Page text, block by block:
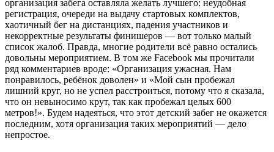
организация забега оставляла желать лучшего: неудобная
регистрация, очереди на выдачу стартовых комплектов,
хаотичный бег на дистанциях, падения участников и
некорректные результаты финишеров — вот только малый
список жалоб. Правда, многие родители всё равно остались
довольны мероприятием. В том же Facebook мы прочитали
ряд комментариев вроде: «Организация ужасная. Нам
понравилось, ребёнок доволен» и «Мой сын пробежал
лишний круг, но не успел расстроиться, потому что я сказала,
что он невыносимо крут, так как пробежал целых 600
метров!». Будем надеяться, что этот детский забег не окажется
последним, хотя организация таких мероприятий — дело
непростое.